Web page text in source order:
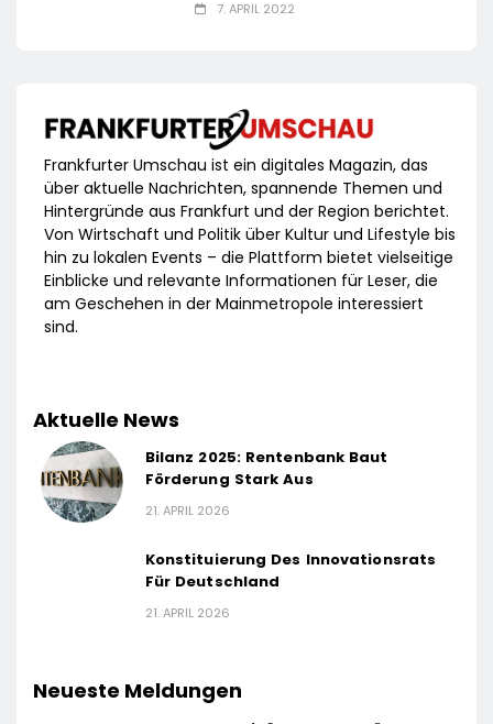
7. APRIL 2022
Frankfurter Umschau ist ein digitales Magazin, das
über aktuelle Nachrichten, spannende Themen und
Hintergründe aus Frankfurt und der Region berichtet.
Von Wirtschaft und Politik über Kultur und Lifestyle bis
hin zu lokalen Events – die Plattform bietet vielseitige
Einblicke und relevante Informationen für Leser, die
am Geschehen in der Mainmetropole interessiert
sind.
Aktuelle News
Bilanz 2025: Rentenbank Baut
Förderung Stark Aus
21. APRIL 2026
Konstituierung Des Innovationsrats
Für Deutschland
21. APRIL 2026
Neueste Meldungen